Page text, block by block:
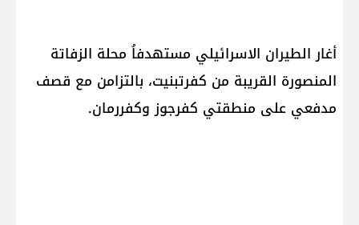
أغار الطيران الاسرائيلي مستهدفاُ محلة الزفاتة
المنصورة القريبة من كفرتبنيت، بالتزامن مع قصف
مدفعي على منطقتي كفرجوز وكفررمان.